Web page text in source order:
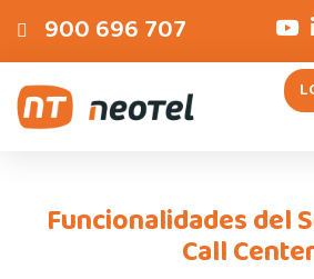
900 696 707
Funcionalidades del
Call